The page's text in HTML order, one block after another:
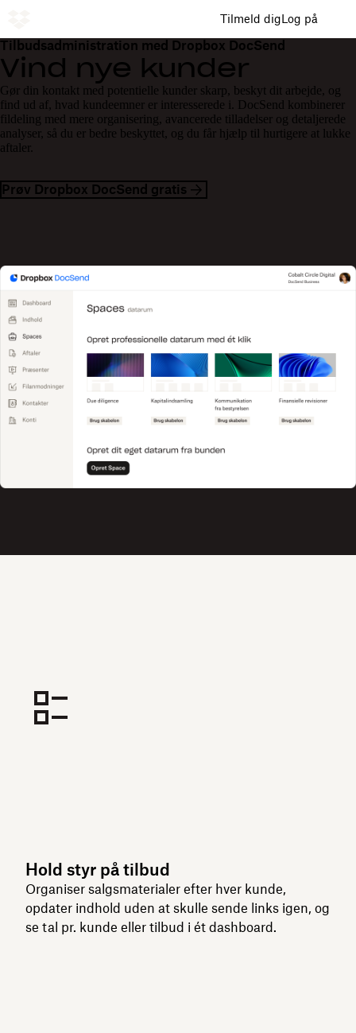
Tilmeld digLog på
Tilbudsadministration med Dropbox DocSend
Vind nye kunder
Gør din kontakt med potentielle kunder skarp, beskyt dit arbejde, og
find ud af, hvad kundeemner er interesserede i. DocSend kombinerer
fildeling med mere organisering, avancerede tilladelser og detaljerede
analyser, så du er bedre beskyttet, og du får hjælp til hurtigere at lukke
aftaler.
Prøv Dropbox DocSend gratis
Hold styr på tilbud
Organiser salgsmaterialer efter hver kunde,
opdater indhold uden at skulle sende links igen, og
se tal pr. kunde eller tilbud i ét dashboard.